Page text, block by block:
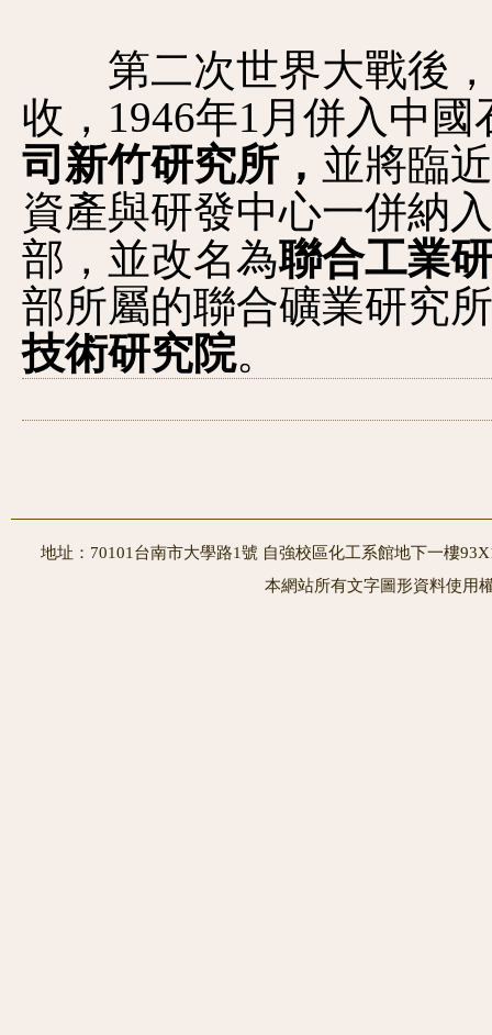
第二次世界大戰後，
收，1946年1月併入中
司新竹研究所， 並將臨
資產與研發中心一併納
部，並改名為聯合工業
部所屬的聯合礦業研究
技術研究院。
地址：70101台南市大學路1號 自強校區化工系館地下一樓
本網站所有文字圖形資料使用